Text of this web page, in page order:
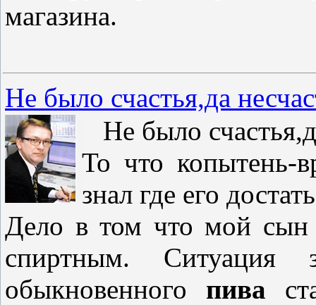
магазина.
Не было счастья,да
Не было
То что копытень-
знал где его
Дело в том что мой сын
спиртным.
обыкновенного пива